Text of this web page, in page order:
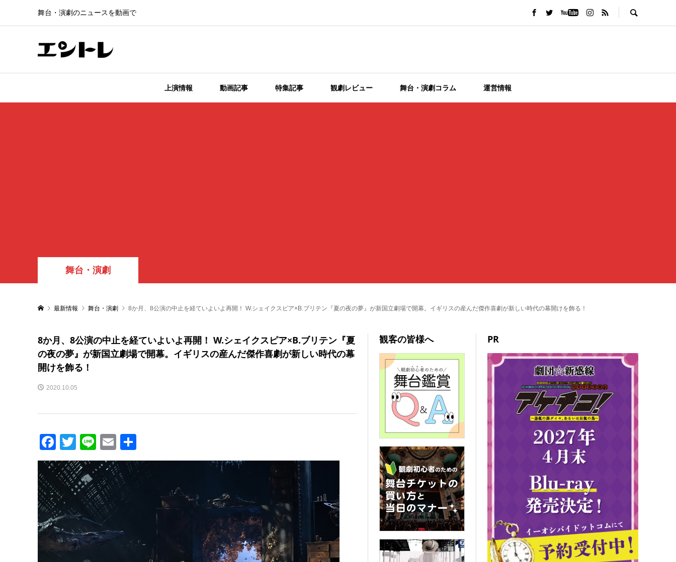
舞台・演劇のニュースを動画で
上演情報 動画記事 特集記事 観劇レビュー 舞台・演劇コラム 運営情報
舞台・演劇
最新情報 舞台・演劇 8か月、8公演の中止を経ていよいよ再開！ W.シェイクスピア×B.ブリテン『夏の夜の夢』が新国立劇場で開幕。イギリスの産んだ傑作喜劇が新しい時代の幕開けを飾る！
8か月、8公演の中止を経ていよいよ再開！ W.シェイクスピア×B.ブリテン『夏
の夜の夢』が新国立劇場で開幕。イギリスの産んだ傑作喜劇が新しい時代の幕
開けを飾る！
2020.10.05
Facebook
TwitterLineEmail
有
PR
観客の皆様へ